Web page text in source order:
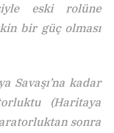
eski rolüne
bir güç olması
Savaşı’na kadar
(Haritaya
sonra